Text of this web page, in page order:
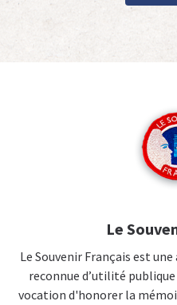
Le
Le Souvenir Français est
reconnue d’utilité
vocation d'honorer la